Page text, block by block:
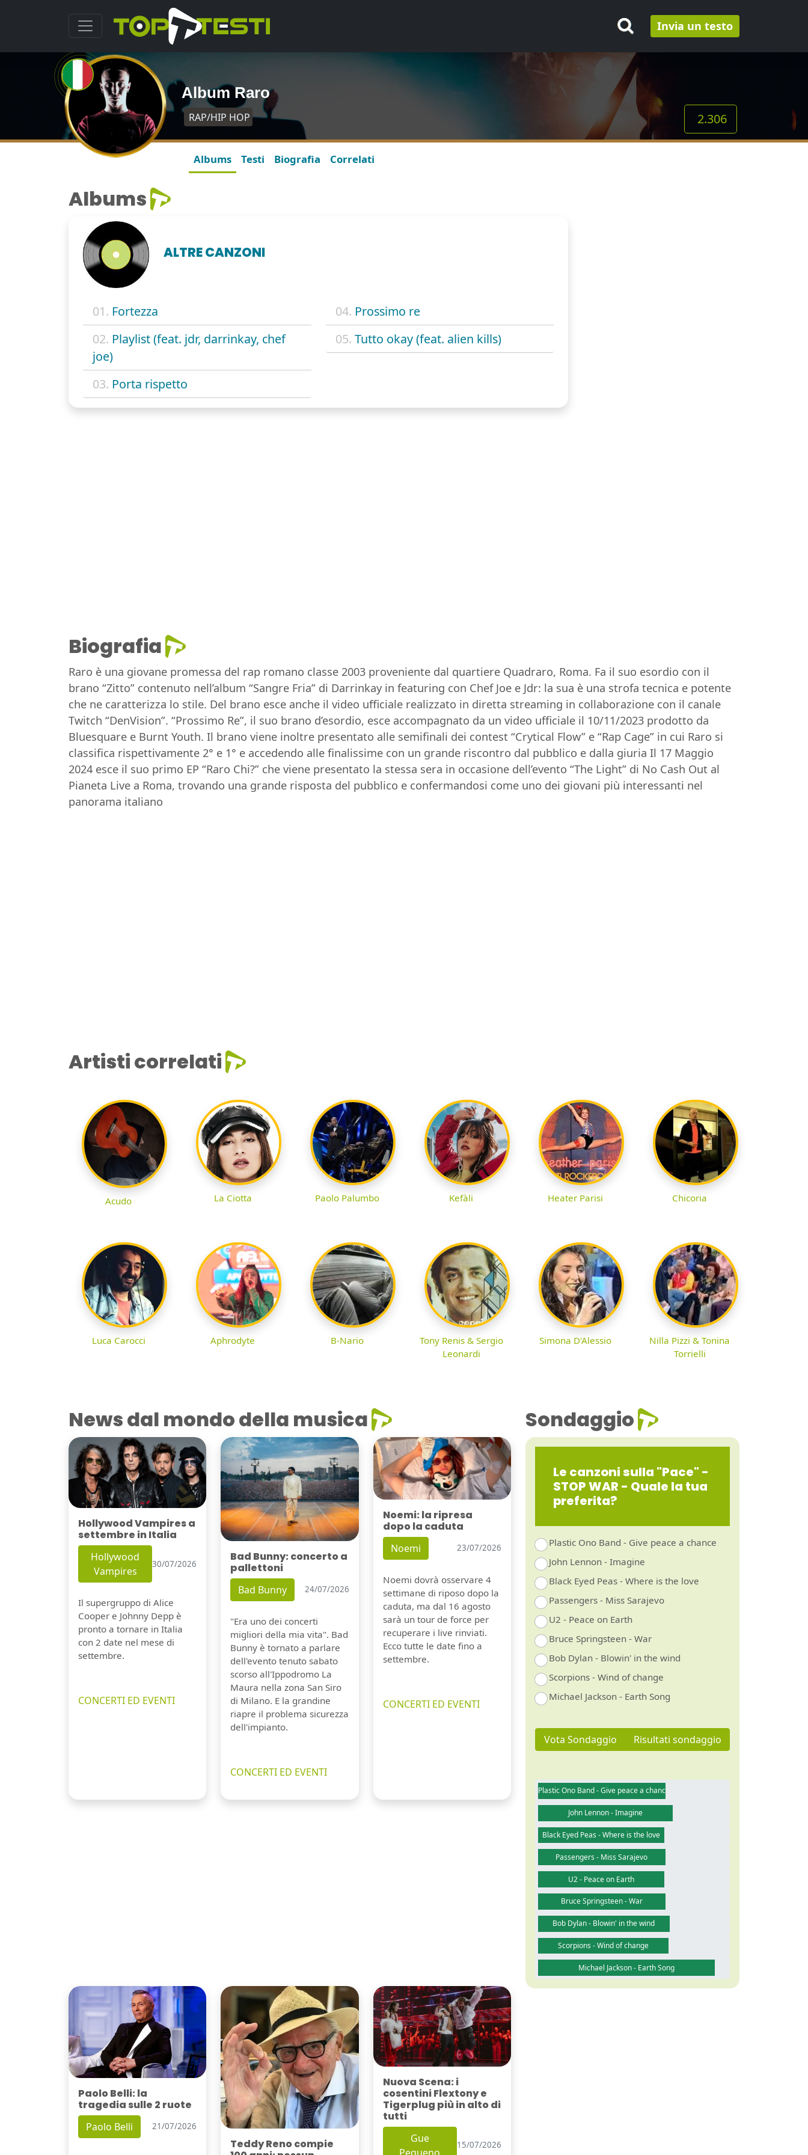
Invia un testo
Album Raro
RAP/HIP HOP 2.306
Albums Testi Biografia Correlati
Albums
ALTRE CANZONI
01. Fortezza
02. Playlist (feat. jdr, darrinkay, chef
joe)
03. Porta rispetto
04. Prossimo re
05. Tutto okay (feat. alien kills)
Biografia
Raro è una giovane promessa del rap romano classe 2003 proveniente dal quartiere Quadraro, Roma. Fa il suo esordio con il
brano “Zitto” contenuto nell’album “Sangre Fria” di Darrinkay in featuring con Chef Joe e Jdr: la sua è una strofa tecnica e potente
che ne caratterizza lo stile. Del brano esce anche il video ufficiale realizzato in diretta streaming in collaborazione con il canale
Twitch “DenVision”. “Prossimo Re”, il suo brano d’esordio, esce accompagnato da un video ufficiale il 10/11/2023 prodotto da
Bluesquare e Burnt Youth. Il brano viene inoltre presentato alle semifinali dei contest “Crytical Flow” e “Rap Cage” in cui Raro si
classifica rispettivamente 2° e 1° e accedendo alle finalissime con un grande riscontro dal pubblico e dalla giuria Il 17 Maggio
2024 esce il suo primo EP “Raro Chi?” che viene presentato la stessa sera in occasione dell’evento “The Light” di No Cash Out al
Pianeta Live a Roma, trovando una grande risposta del pubblico e confermandosi come uno dei giovani più interessanti nel
panorama italiano
Artisti correlati
Acudo La Ciotta Paolo Palumbo Kefàli Heater Parisi Chicoria
Luca Carocci Aphrodyte B-Nario
Tony Renis & Sergio
Leonardi
Simona D'Alessio
Nilla Pizzi & Tonina
Torrielli
News dal mondo della musica
Hollywood Vampires a
settembre in Italia
Hollywood
Vampires
30/07/2026
Il supergruppo di Alice
Cooper e Johnny Depp è
pronto a tornare in Italia
con 2 date nel mese di
settembre.
CONCERTI ED EVENTI
Bad Bunny: concerto a
pallettoni
Bad Bunny 24/07/2026
"Era uno dei concerti
migliori della mia vita". Bad
Bunny è tornato a parlare
dell'evento tenuto sabato
scorso all'Ippodromo La
Maura nella zona San Siro
di Milano. E la grandine
riapre il problema sicurezza
dell'impianto.
CONCERTI ED EVENTI
Noemi: la ripresa
dopo la caduta
Noemi 23/07/2026
Noemi dovrà osservare 4
settimane di riposo dopo la
caduta, ma dal 16 agosto
sarà un tour de force per
recuperare i live rinviati.
Ecco tutte le date fino a
settembre.
CONCERTI ED EVENTI
Paolo Belli: la
tragedia sulle 2 ruote
Paolo Belli 21/07/2026
Teddy Reno compie
Nuova Scena: i
cosentini Flextony e
Tigerplug più in alto di
tutti
Gue
Pequeno
15/07/2026
Sondaggio
Le canzoni sulla "Pace" -
STOP WAR - Quale la tua
preferita?
Plastic Ono Band - Give peace a chance
John Lennon - Imagine
Black Eyed Peas - Where is the love
Passengers - Miss Sarajevo
U2 - Peace on Earth
Bruce Springsteen - War
Bob Dylan - Blowin' in the wind
Scorpions - Wind of change
Michael Jackson - Earth Song
Vota Sondaggio Risultati sondaggio
Plastic Ono Band - Give peace a chance
John Lennon - Imagine
Black Eyed Peas - Where is the love
Passengers - Miss Sarajevo
U2 - Peace on Earth
Bruce Springsteen - War
Bob Dylan - Blowin' in the wind
Scorpions - Wind of change
Michael Jackson - Earth Song